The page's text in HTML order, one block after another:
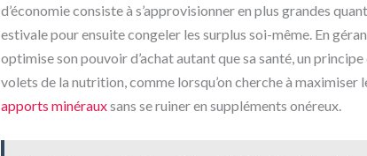
d’économie consiste à s’approvisionner en plus grandes
estivale pour ensuite congeler les surplus soi-même. En
optimise son pouvoir d’achat autant que sa santé, un principe
volets de la nutrition, comme lorsqu’on cherche à maximiser
apports minérauxsans se ruiner en suppléments onéreux.